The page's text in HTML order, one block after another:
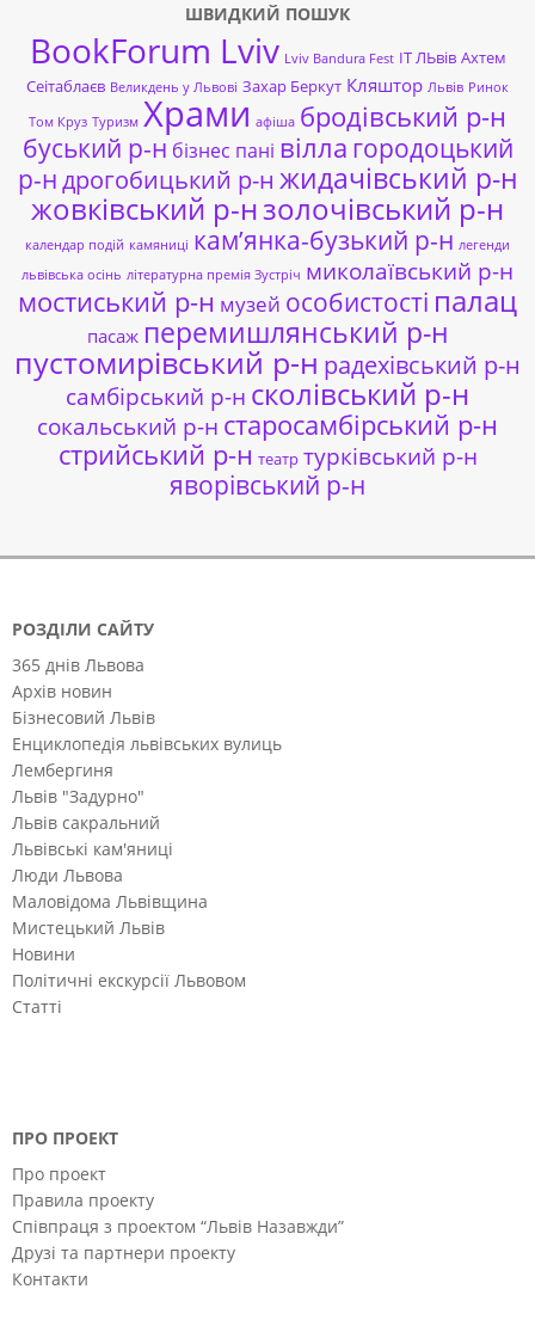
ШВИДКИЙ ПОШУК
BookForum Lviv Lviv Bandura Fest ІТ ЛЬвів Ахтем
Сеітаблаєв Великдень у Львові Захар Беркут Кляштор Львів Ринок
Том Круз Туризм Храми афіша бродівський р-н
буський р-н бізнес пані вілла городоцький
р-ндрогобицький р-н жидачівський р-н
жовківський р-нзолочівський р-н
календар подій камяниці кам’янка-бузький р-н легенди
львівська осінь літературна премія Зустріч миколаївський р-н
мостиський р-н музей особистості палац
пасаж перемишлянський р-н
пустомирівський р-н радехівський р-н
самбірський р-н сколівський р-н
сокальський р-н старосамбірський р-н
стрийський р-н театр турківський р-н
яворівський р-н
РОЗДІЛИ САЙТУ
365 днів Львова
Архів новин
Бізнесовий Львів
Енциклопедія львівських вулиць
Лембергиня
Львів "Задурно"
Львів сакральний
Львівські кам'яниці
Люди Львова
Маловідома Львівщина
Мистецький Львів
Новини
Політичні екскурсії Львовом
Статті
ПРО ПРОЕКТ
Про проект
Правила проекту
Співпраця з проектом “Львів Назавжди”
Друзі та партнери проекту
Контакти